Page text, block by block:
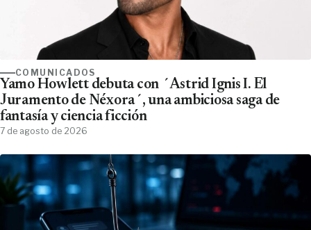
COMUNICADOS
Yamo Howlett debuta con ´Astrid Ignis I. El
Juramento de Néxora´, una ambiciosa saga de
fantasía y ciencia ficción
7 de agosto de 2026